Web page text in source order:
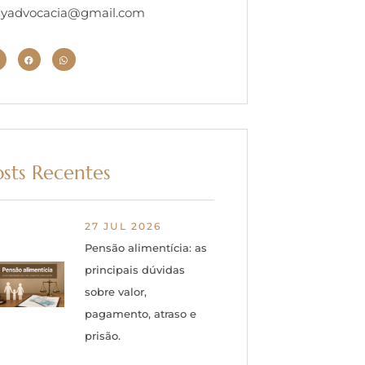
Recentes
27 JUL 2026
Pensão alimentícia: as
principais dúvidas
sobre valor,
pagamento, atraso e
prisão.